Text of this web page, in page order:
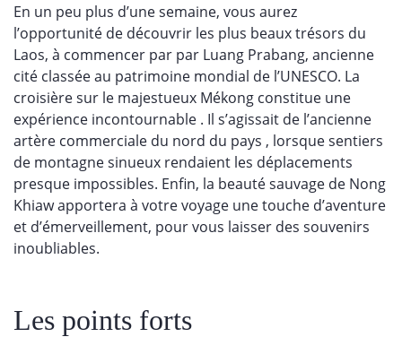
En un peu plus d’une semaine, vous aurez
l’opportunité de découvrir les plus beaux trésors du
Laos, à commencer par par Luang Prabang, ancienne
cité classée au patrimoine mondial de l’UNESCO. La
croisière sur le majestueux Mékong constitue une
expérience incontournable . Il s’agissait de l’ancienne
artère commerciale du nord du pays , lorsque sentiers
de montagne sinueux rendaient les déplacements
presque impossibles. Enfin, la beauté sauvage de Nong
Khiaw apportera à votre voyage une touche d’aventure
et d’émerveillement, pour vous laisser des souvenirs
inoubliables.
Les points forts